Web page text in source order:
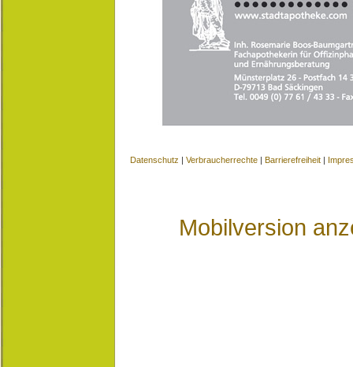
Datenschutz | Verbraucherrechte | Barrierefreiheit |
Mobilversion